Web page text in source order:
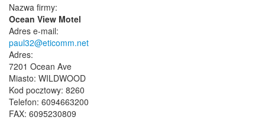
Nazwa firmy:
Ocean View Motel
Adres e-mail:
paul32@eticomm.net
Adres:
7201 Ocean Ave
Miasto: WILDWOOD
Kod pocztowy: 8260
Telefon: 6094663200
FAX: 6095230809